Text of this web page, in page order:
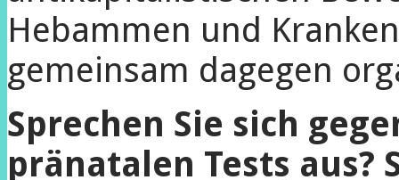
Hebammen und
gemeinsam dagegen
Sprechen Sie sich
pränatalen Tests aus?